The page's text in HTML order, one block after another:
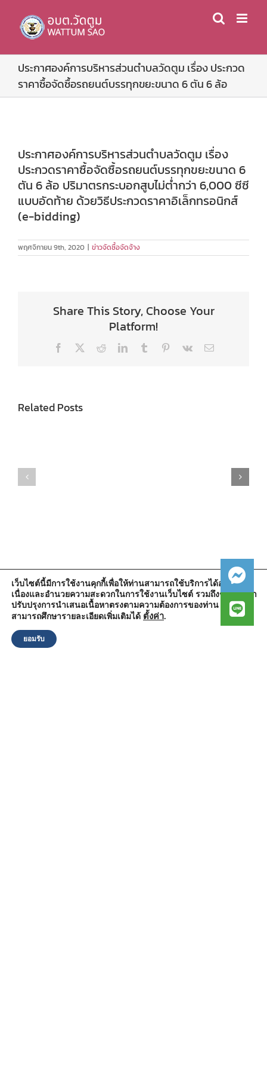
content
ประกาศองค์การบริหารส่วนตำบลวัดตูม เรื่อง ประกวด
ราคาซื้อจัดซื้อรถยนต์บรรทุกขยะขนาด 6 ตัน 6 ล้อ
ประกาศองค์การบริหารส่วนตำบลวัดตูม เรื่อง
ประกวดราคาซื้อจัดซื้อรถยนต์บรรทุกขยะขนาด 6
ตัน 6 ล้อ ปริมาตรกระบอกสูบไม่ต่ำกว่า 6,000 ซีซี
แบบอัดท้าย ด้วยวิธีประกวดราคาอิเล็กทรอนิกส์
(e-bidding)
พฤศจิกายน 9th, 2020 | ข่าวจัดซื้อจัดจ้าง
Share This Story, Choose Your
Platform!
Facebook RedditLinkedInTumblr Pinterest
Vk Email
Related Posts
สำนักงานองค์การบริหารส่วนตำบลวัดตูม
หมู่ที่ 5 ตำบลวัดตูม อำเภอพระนครศรีอยุธยา จังหวัดพระนครศรีอยุธยา
13000
เว็บไซต์นี้มีการใช้งานคุกกี้เพื่อให้ท่านสามารถใช้บริการได้อย่างต่อ
เนื่องและอำนวยความสะดวกในการใช้งานเว็บไซต์ รวมถึงช่วยให้เรา
ปรับปรุงการนำเสนอเนื้อหาตรงตามความต้องการของท่าน โดย
สามารถศึกษารายละเอียดเพิ่มเติมได้ ตั้งค่า.
ยอมรับ